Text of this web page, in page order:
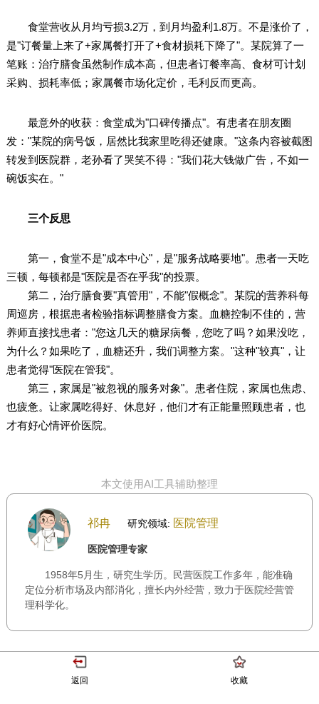
食堂营收从月均亏损3.2万，到月均盈利1.8万。不是涨价了，
是"订餐量上来了+家属餐打开了+食材损耗下降了"。某院算了一
笔账：治疗膳食虽然制作成本高，但患者订餐率高、食材可计划
采购、损耗率低；家属餐市场化定价，毛利反而更高。
最意外的收获：食堂成为"口碑传播点"。有患者在朋友圈
发："某院的病号饭，居然比我家里吃得还健康。"这条内容被截图
转发到医院群，老孙看了哭笑不得："我们花大钱做广告，不如一
碗饭实在。"
三个反思
第一，食堂不是"成本中心"，是"服务战略要地"。患者一天吃
三顿，每顿都是"医院是否在乎我"的投票。
第二，治疗膳食要"真管用"，不能"假概念"。某院的营养科每
周巡房，根据患者检验指标调整膳食方案。血糖控制不佳的，营
养师直接找患者："您这几天的糖尿病餐，您吃了吗？如果没吃，
为什么？如果吃了，血糖还升，我们调整方案。"这种"较真"，让
患者觉得"医院在管我"。
第三，家属是"被忽视的服务对象"。患者住院，家属也焦虑、
也疲惫。让家属吃得好、休息好，他们才有正能量照顾患者，也
才有好心情评价医院。
本文使用AI工具辅助整理
祁冉 研究领域: 医院管理
医院管理专家
1958年5月生，研究生学历。民营医院工作多年，能准确
定位分析市场及内部消化，擅长内外经营，致力于医院经营管
理科学化。
返回 收藏